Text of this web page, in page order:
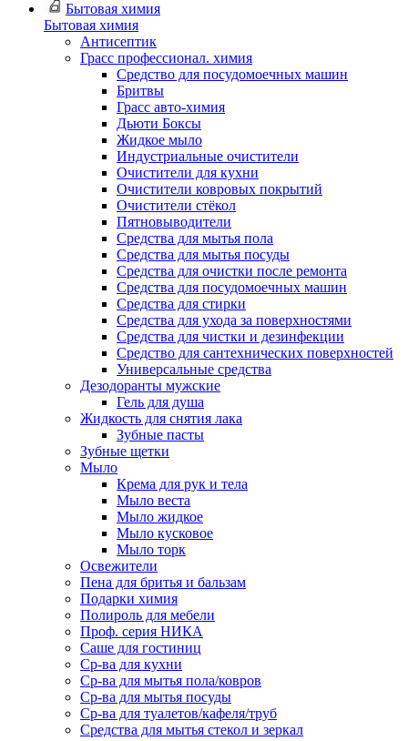
Бытовая химия
Бытовая химия
Антисептик
Грасс профессионал. химия
Cредство для посудомоечных машин
Бритвы
Грасс авто-химия
Дьюти Боксы
Жидкое мыло
Индустриальные очистители
Очистители для кухни
Очистители ковровых покрытий
Очистители стёкол
Пятновыводители
Средства для мытья пола
Средства для мытья посуды
Средства для очистки после ремонта
Средства для посудомоечных машин
Средства для стирки
Средства для ухода за поверхностями
Средства для чистки и дезинфекции
Средство для сантехнических поверхностей
Универсальные средства
Дезодоранты мужские
Гель для душа
Жидкость для снятия лака
Зубные пасты
Зубные щетки
Мыло
Крема для рук и тела
Мыло веста
Мыло жидкое
Мыло кусковое
Мыло торк
Освежители
Пена для бритья и бальзам
Подарки химия
Полироль для мебели
Проф. серия НИКА
Саше для гостиниц
Ср-ва для кухни
Ср-ва для мытья пола/ковров
Ср-ва для мытья посуды
Ср-ва для туалетов/кафеля/труб
Средства для мытья стекол и зеркал